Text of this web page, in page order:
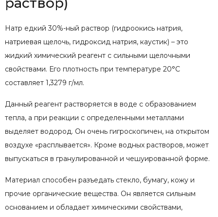
Натр едкий 30%-ный раствор (гидроокись натрия,
натриевая щелочь, гидроксид натрия, каустик) – это
жидкий химический реагент с сильными щелочными
свойствами. Его плотность при температуре 20°C
составляет 1,3279 г/мл.
Данный реагент растворяется в воде с образованием
тепла, а при реакции с определенными металлами
выделяет водород. Он очень гигроскопичен, на открытом
воздухе «расплывается». Кроме водных растворов, может
выпускаться в гранулированной и чешуированной форме.
Материал способен разъедать стекло, бумагу, кожу и
прочие органические вещества. Он является сильным
основанием и обладает химическими свойствами,